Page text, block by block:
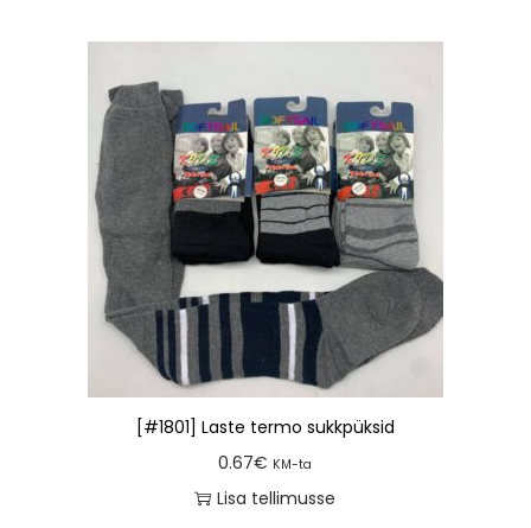
[#1801] Laste termo sukkpüksid
0.67€ KM-ta
Lisa tellimusse